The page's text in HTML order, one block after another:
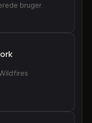
bruger.